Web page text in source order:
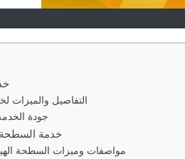
التفاصيل والميزات
جودة
خدمة
مواصفات وميزات السطحة